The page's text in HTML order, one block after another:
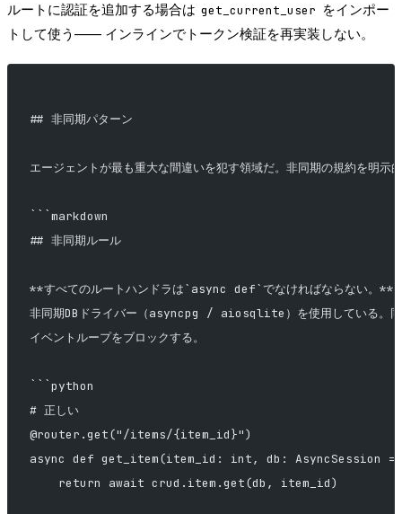
ルートに認証を追加する場合は get_current_user をインポー
トして使う—— インラインでトークン検証を再実装しない。
## 非同期パターン
エージェントが最も重大な間違いを犯す領域だ。非同期の規約を明示
```markdown
## 非同期ルール
**すべてのルートハンドラは`async def`でなければならない。**
非同期DBドライバー（asyncpg / aiosqlite）を使用している。同
イベントループをブロックする。
```python
# 正しい
@router.get("/items/{item_id}")
async def get_item(item_id: int, db: AsyncSession =
    return await crud.item.get(db, item_id)